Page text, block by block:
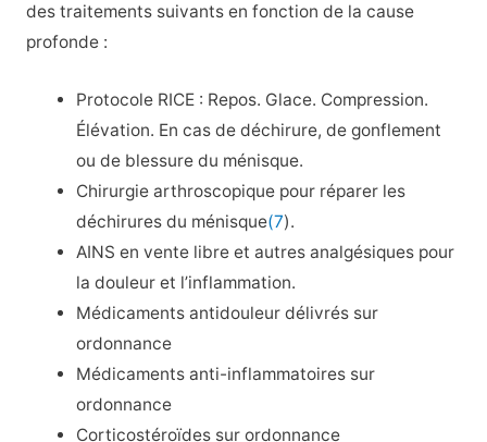
des traitements suivants en fonction de la cause
profonde :
Protocole RICE : Repos. Glace. Compression.
Élévation. En cas de déchirure, de gonflement
ou de blessure du ménisque.
Chirurgie arthroscopique pour réparer les
déchirures du ménisque(7).
AINS en vente libre et autres analgésiques pour
la douleur et l’inflammation.
Médicaments antidouleur délivrés sur
ordonnance
Médicaments anti-inflammatoires sur
ordonnance
Corticostéroïdes sur ordonnance